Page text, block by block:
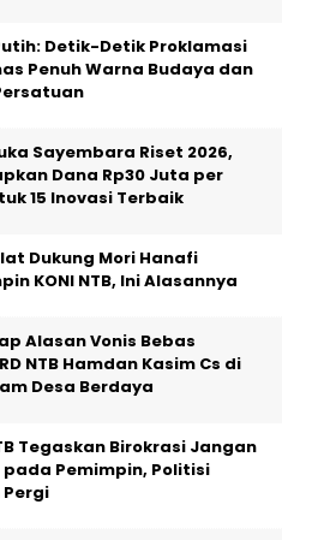
Detik-Detik Proklamasi
Penuh Warna Budaya dan
Sayembara Riset 2026,
Dana Rp30 Juta per
15 Inovasi Terbaik
Dukung Mori Hanafi
KONI NTB, Ini Alasannya
Alasan Vonis Bebas
NTB Hamdan Kasim Cs di
Desa Berdaya
Tegaskan Birokrasi Jangan
Pemimpin, Politisi